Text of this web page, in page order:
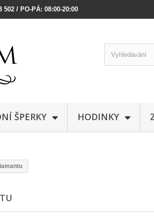
502 / PO-PÁ: 08:00-20:00
ŠPERKY HODINKY